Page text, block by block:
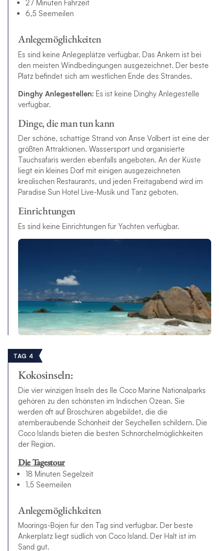
27 Minuten Fahrzeit
6,5 Seemeilen
Anlegemöglichkeiten
Es sind keine Anlegeplätze verfügbar. Das Ankern ist bei
den meisten Windbedingungen ausgezeichnet. Der beste
Platz befindet sich am westlichen Ende des Strandes.
Dinghy Anlegestellen: Es ist keine Dinghy Anlegestelle
verfügbar.
Dinge, die man tun kann
Der schöne, schattige Strand von Anse Volbert ist eine der
größten Attraktionen. Wassersport und organisierte
Tauchsafaris werden ebenfalls angeboten. An der Küste
liegt ein kleines Dorf mit einigen ausgezeichneten
kreolischen Restaurants, und jeden Freitagabend wird im
Paradise Sun Hotel Live-Musik und Tanz geboten.
Einrichtungen
Es sind keine Einrichtungen für Yachten verfügbar.
TAG 4
Kokosinseln:
Die vier winzigen Inseln des Ile Coco Marine Nationalparks
gehören zu den schönsten im Indischen Ozean. Sie
werden oft auf Broschüren abgebildet, die die
atemberaubende Schönheit der Seychellen schildern. Die
Coco Islands bieten die besten Schnorchelmöglichkeiten
der Region.
Die Tagestour
18 Minuten Segelzeit
1,5 Seemeilen
Anlegemöglichkeiten
Moorings-Bojen für den Tag sind verfügbar. Der beste
Ankerplatz liegt südlich von Coco Island. Der Halt ist im
Sand gut.